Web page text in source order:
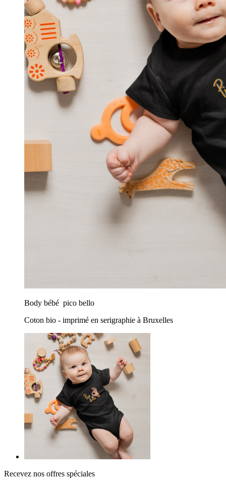
Body bébé pico bello
Coton bio - imprimé en serigraphie à Bruxelles
Recevez nos offres spéciales